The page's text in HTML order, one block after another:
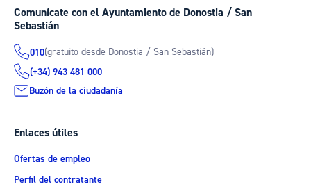
Comunícate con el Ayuntamiento de Donostia / San
Sebastián
010(gratuito desde Donostia / San Sebastián)
(+34) 943 481 000
Buzón de la ciudadanía
Enlaces útiles
Ofertas de empleo
Perfil del contratante